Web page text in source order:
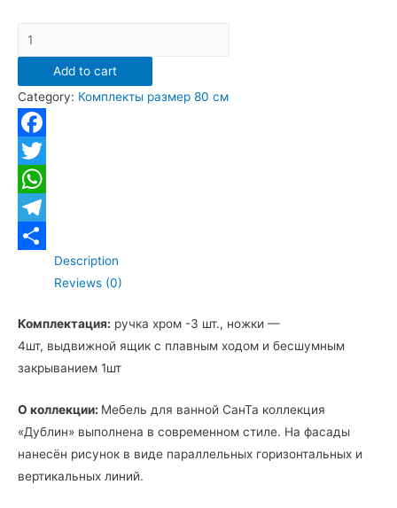
Тумба
напольная
"Дублин
80"
quantity
Add to cart
Category: Комплекты размер 80 см
Facebook
Twitter
WhatsApp
Telegram
ОтправитьDescription
Reviews (0)
Комплектация: ручка хром -3 шт., ножки —
4шт, выдвижной ящик с плавным ходом и бесшумным
закрыванием 1шт
О коллекции: Мебель для ванной СанТа коллекция
«Дублин» выполнена в современном стиле. На фасады
нанесён рисунок в виде параллельных горизонтальных и
вертикальных линий.